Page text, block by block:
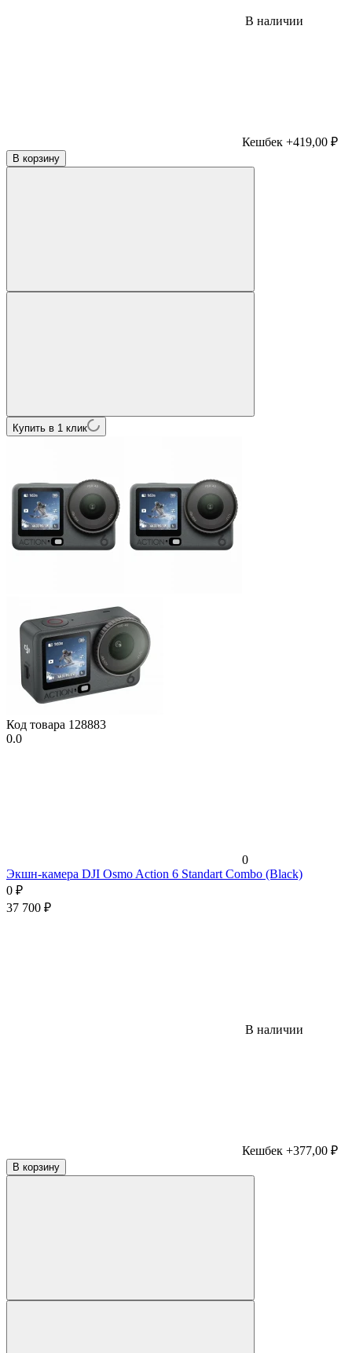
В наличии
Кешбек +419,00 ₽
В корзину
Купить в 1 клик
Код товара 128883
0.0
0
Экшн-камера DJI Osmo Action 6 Standart Combo (Black)
0 ₽
37 700 ₽
В наличии
Кешбек +377,00 ₽
В корзину